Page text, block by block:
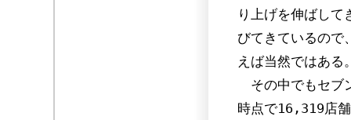
り上げを伸ばして
びてきているので
えば当然ではある
その中でもセブ
時点で16,319店